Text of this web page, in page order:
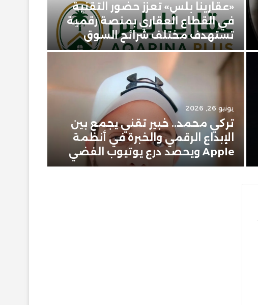
«عقارينا بلس» تعزز حضور التقنية
في القطاع العقاري بمنصة رقمية
تستهدف مختلف شرائح السوق
يونيو 26, 2026
تركي محمد.. خبير تقني يجمع بين
الإبداع الرقمي والخبرة في أنظمة
Apple ويحصد درع يوتيوب الفضي